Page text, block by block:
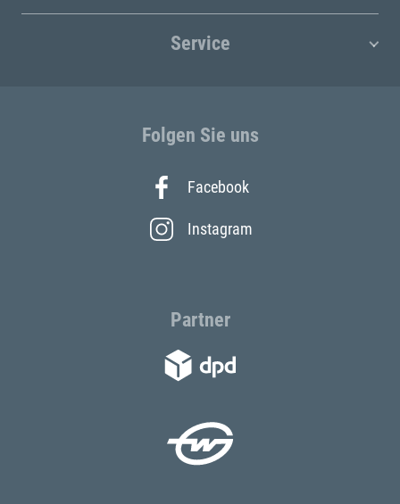
Service
Folgen Sie uns
Facebook
Instagram
Partner